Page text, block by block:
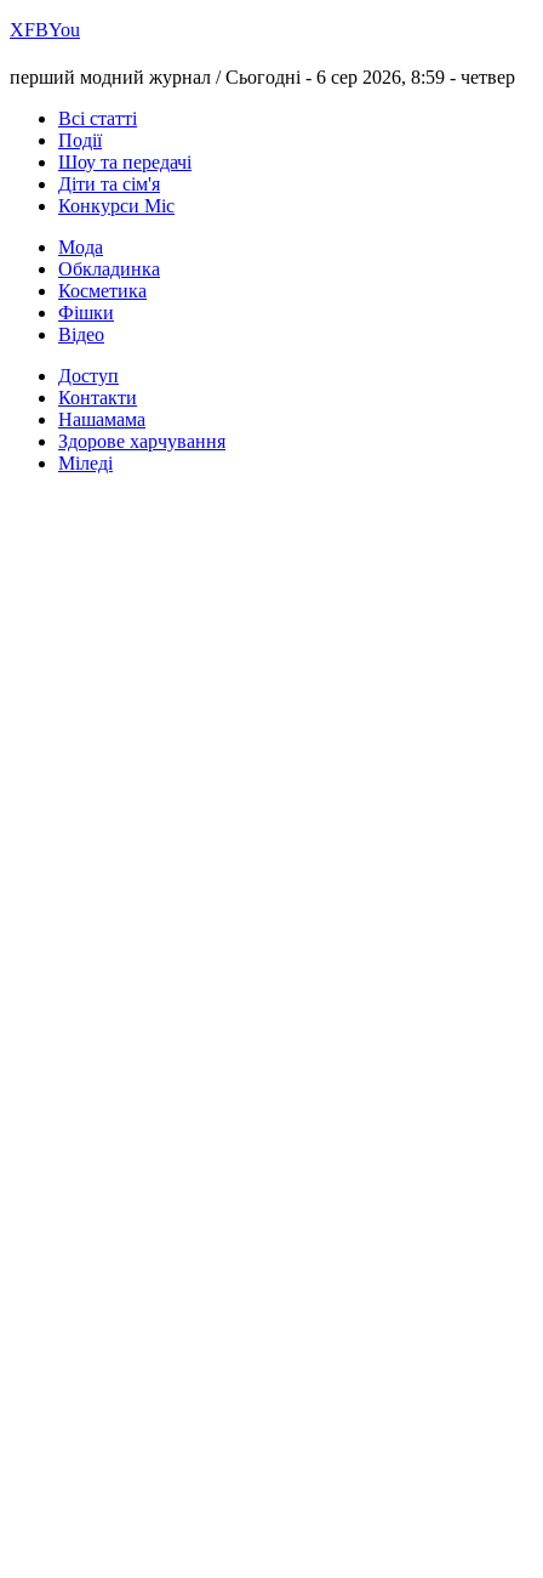
ХFBYou
перший модний журнал /Сьогодні - 6 сер 2026, 8:59 - четвер
Всі статті
Події
Шоу та передачі
Діти та сім'я
Конкурси Міс
Мода
Обкладинка
Косметика
Фішки
Відео
Доступ
Контакти
Нашамама
Здорове харчування
Міледі